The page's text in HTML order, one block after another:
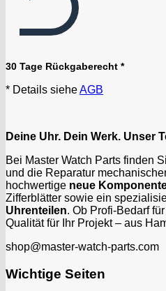
30 Tage Rückgaberecht *
* Details sieheAGB
Deine Uhr. Dein Werk. Unser
Bei Master Watch Parts finden
und die Reparatur
hochwertige neue
Zifferblätter sowie ein
Uhrenteilen. Ob Profi-Bedarf
Qualität für Ihr Projekt – aus
shop@master-watch-parts.com
Wichtige Seiten